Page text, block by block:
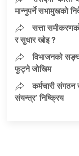
मान्नुपर्ने सभामुखको
सत्ता
र सुधार खोइ ?
विभाजनको
फुट्ने जोखिम
कर्मचारी संगठन
संयन्त्र’ निष्क्रिय